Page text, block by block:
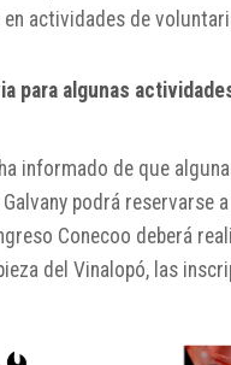
actividades de
para algunas
informado de que
podrá reservarse
Conecoo deberá
del Vinalopó, las